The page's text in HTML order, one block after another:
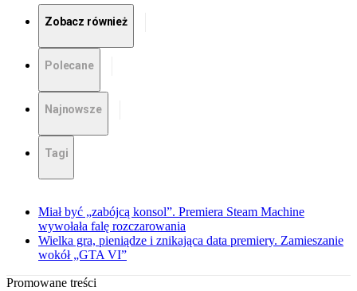
Zobacz również
Polecane
Najnowsze
Tagi
Miał być „zabójcą konsol”. Premiera Steam Machine
wywołała falę rozczarowania
Wielka gra, pieniądze i znikająca data premiery. Zamieszanie
wokół „GTA VI”
Promowane treści